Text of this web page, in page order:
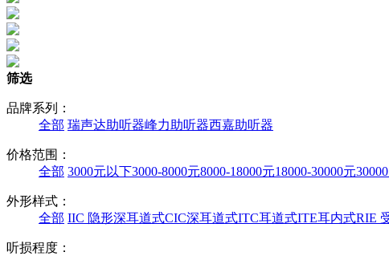
筛选
品牌系列：
全部 瑞声达助听器峰力助听器西嘉助听器
价格范围：
全部 3000元以下3000-8000元8000-18000元18000-30000元
外形样式：
全部 IIC 隐形深耳道式CIC深耳道式ITC耳道式ITE耳内式RIE
听损程度：